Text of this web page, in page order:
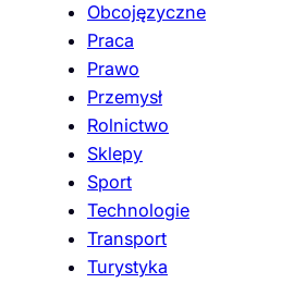
Obcojęzyczne
Praca
Prawo
Przemysł
Rolnictwo
Sklepy
Sport
Technologie
Transport
Turystyka